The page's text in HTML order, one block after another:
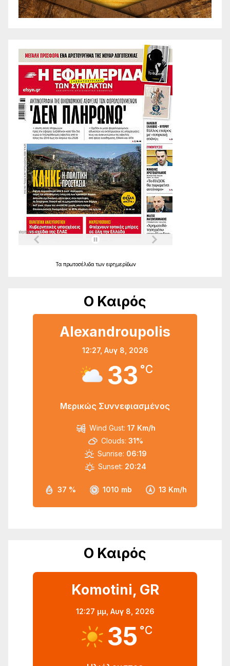
Τα πρωτοσέλιδα των εφημερίδων
Ο Καιρός
Alexandroupolis
12:27, Αυγ 8, 2026
33 °C
Μερικώς Συννεφιασμένος
37 % 1010 mb 13 Km/h
Wind Gust: 17 Km/h
Clouds: 31%
Sunrise: 06:19
Sunset: 20:24
Ο Καιρός
Komotini, GR
12:27 μμ, Αυγ 8, 2026
35 °C